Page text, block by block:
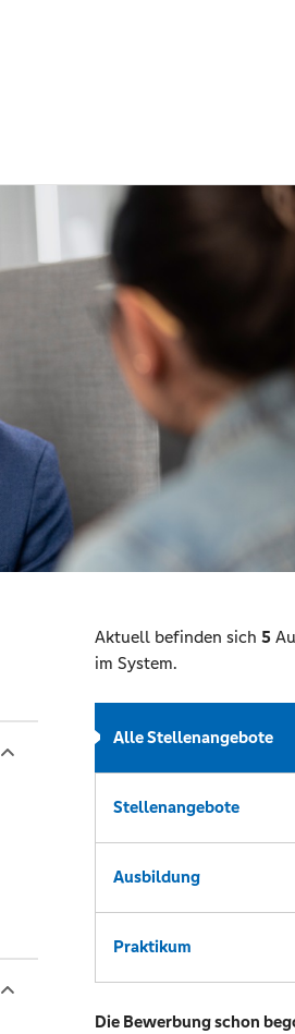
Aktuell befinden sich 5
im System.
Alle Stellenangebote
Stellenangebote
Ausbildung
Praktikum
Die Bewerbung schon